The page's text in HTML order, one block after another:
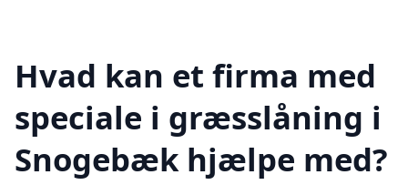
Hvad kan et firma med
speciale i græsslåning i
Snogebæk hjælpe med?